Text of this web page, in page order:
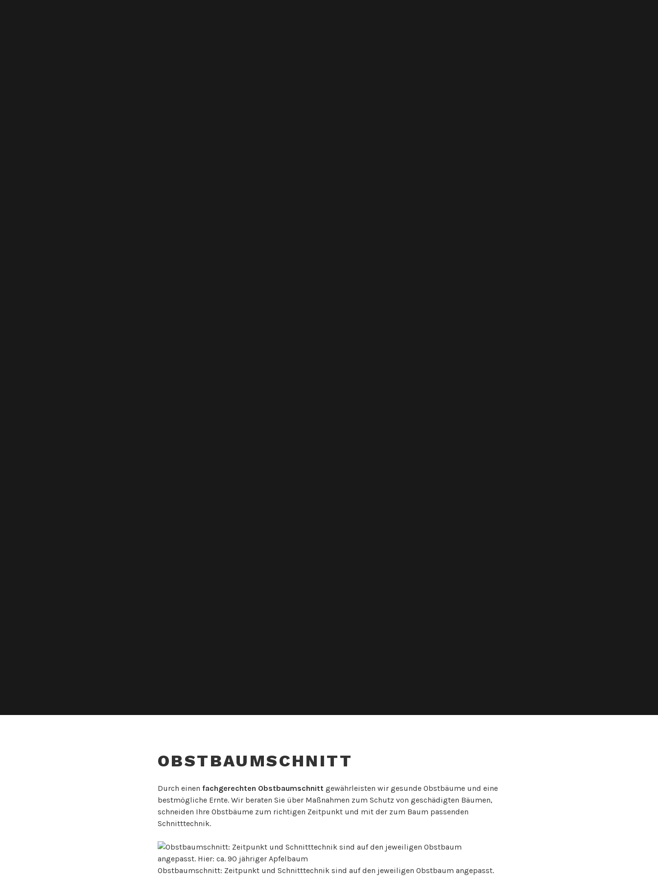
OBSTBAUMSCHNITT
Durch einen fachgerechten Obstbaumschnitt gewährleisten wir gesunde Obstbäume und eine
bestmögliche Ernte. Wir beraten Sie über Maßnahmen zum Schutz von geschädigten Bäumen,
schneiden Ihre Obstbäume zum richtigen Zeitpunkt und mit der zum Baum passenden
Schnitttechnik.
Obstbaumschnitt: Zeitpunkt und Schnitttechnik sind auf den jeweiligen Obstbaum angepasst.